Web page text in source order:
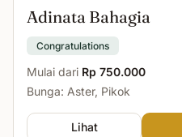
Adinata Bahagia
Congratulations
Mulai dari Rp 750.000
Bunga: Aster, Pikok
Lihat